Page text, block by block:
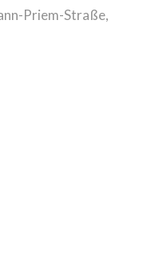
Priem-Straße,